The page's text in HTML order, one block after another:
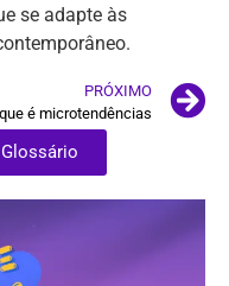
se adapte às
PRÓXIMO
é microtendências